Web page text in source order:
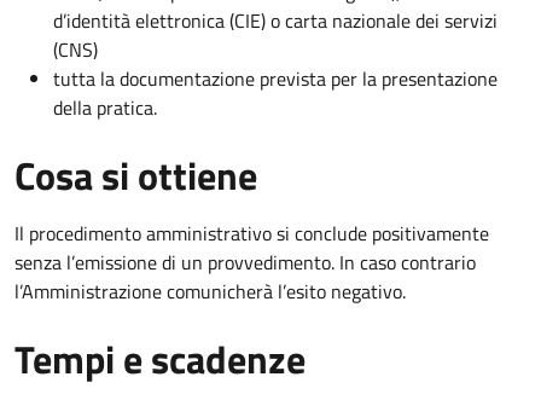
d’identità elettronica (CIE) o carta nazionale dei servizi
(CNS)
tutta la documentazione prevista per la presentazione
della pratica.
Cosa si ottiene
Il procedimento amministrativo si conclude positivamente
senza l’emissione di un provvedimento. In caso contrario
l’Amministrazione comunicherà l’esito negativo.
Tempi e scadenze